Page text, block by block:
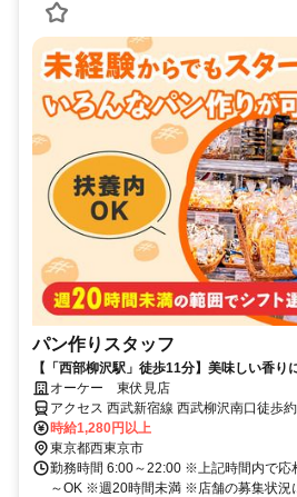
パン作りスタッフ
【「西部柳沢駅」徒歩11分】美味しい香り
ピザ作りの仕事！レシピも完備◎
オーケー 東伏見店
アクセス 西武新宿線 西武柳沢南口徒歩
口徒歩約13分、西武新宿線/西武拝島線
部柳沢駅」より徒歩11分＊自転車通勤OK
時給1,280円以上
東京都西東京市
勤務時間 6:00～22:00 ※上記時間内で
～OK ※週20時間未満 ※店舗の募集状況